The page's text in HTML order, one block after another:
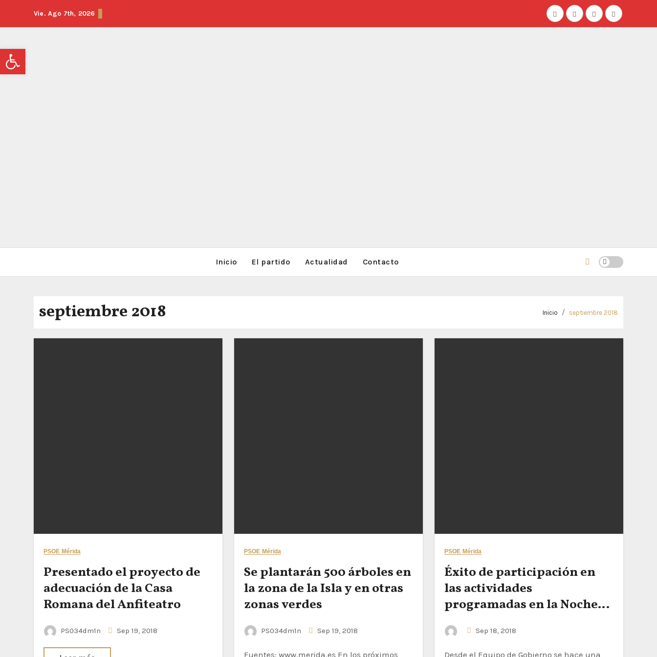
Vie. Ago 7th, 2026
Inicio El partido Actualidad Contacto
septiembre 2018 Inicio septiembre 2018
PSOE Mérida
Presentado el proyecto de
adecuación de la Casa
Romana del Anfiteatro
PS034dm1n Sep 19, 2018
PSOE Mérida
Se plantarán 500 árboles en
la zona de la Isla y en otras
zonas verdes
PS034dm1n Sep 19, 2018
Fuentes: www.merida.es En los próximos
PSOE Mérida
Éxito de participación en
las actividades
programadas en la Noche
del Patrimonio
Sep 18, 2018
Desde el Equipo de Gobierno se hace una
Abrir barra de herramientas